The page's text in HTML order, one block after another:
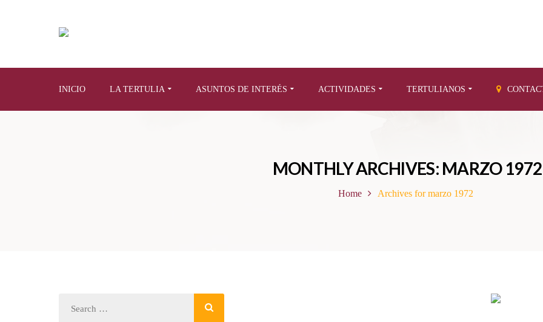
INICIO LA TERTULIA ASUNTOS DE INTERÉS ACTIVIDADES TERTULIANOS
MONTHLY ARCHIVES: MARZO 1972
Home Archives for marzo 1972